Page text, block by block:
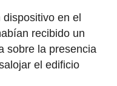
en el
recibido un
sobre la presencia
el edificio